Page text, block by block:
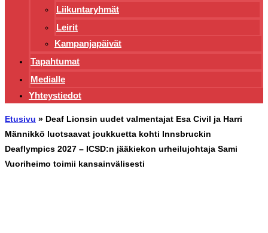
Liikuntaryhmät
Leirit
Kampanjapäivät
Tapahtumat
Medialle
Yhteystiedot
Etusivu » Deaf Lionsin uudet valmentajat Esa Civil ja Harri
Männikkö luotsaavat joukkuetta kohti Innsbruckin
Deaflympics 2027 – ICSD:n jääkiekon urheilujohtaja Sami
Vuoriheimo toimii kansainvälisesti